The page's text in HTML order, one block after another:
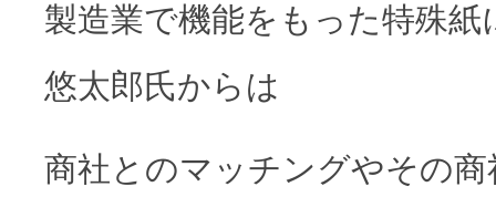
製造業で機能をもった特殊
悠太郎氏からは
商社とのマッチングやその